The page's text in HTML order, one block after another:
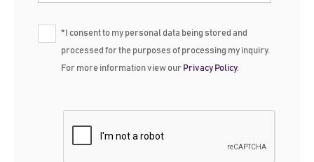
*I consent to my personal data being stored and
processed for the purposes of processing my inquiry.
For more information view our Privacy Policy.